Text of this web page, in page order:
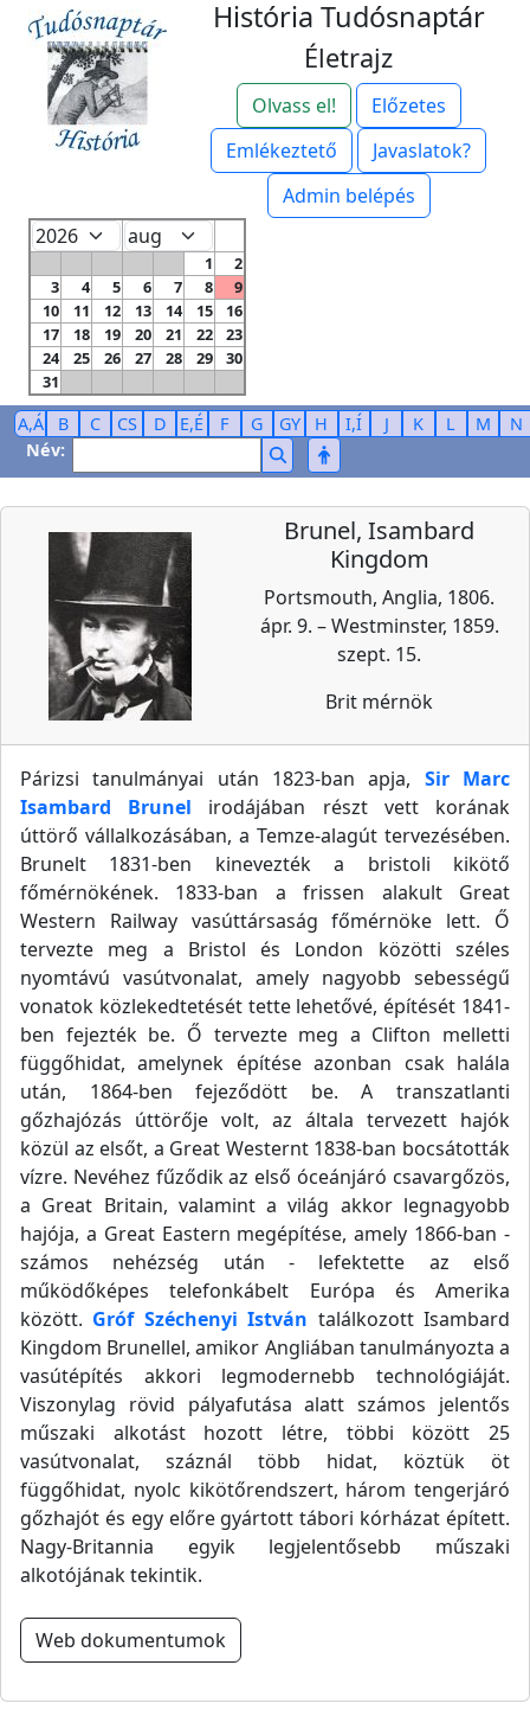
História Tudósnaptár
Életrajz
Olvass el!
Előzetes
Emlékeztető
Javaslatok?
Admin belépés
1
2
3
4 5 6 7 8
9
10
11 12 13 14 15
16
17
18 19 20 21 22
23
24
25 26 27 28 29
30
31
A,Á B C CS D E,É F G GY H I,Í J K L M
N
Név:
Brunel, Isambard
Kingdom
Portsmouth, Anglia, 1806.
ápr. 9. – Westminster, 1859.
szept. 15.
Brit mérnök
Párizsi tanulmányai után 1823-ban apja, Sir Marc
Isambard Brunel irodájában részt vett korának
úttörő vállalkozásában, a Temze-alagút tervezésében.
Brunelt 1831-ben kinevezték a bristoli kikötő
főmérnökének. 1833-ban a frissen alakult Great
Western Railway vasúttársaság főmérnöke lett. Ő
tervezte meg a Bristol és London közötti széles
nyomtávú vasútvonalat, amely nagyobb sebességű
vonatok közlekedtetését tette lehetővé, építését 1841-
ben fejezték be. Ő tervezte meg a Clifton melletti
függőhidat, amelynek építése azonban csak halála
után, 1864-ben fejeződött be. A transzatlanti
gőzhajózás úttörője volt, az általa tervezett hajók
közül az elsőt, a Great Westernt 1838-ban bocsátották
vízre. Nevéhez fűződik az első óceánjáró csavargőzös,
a Great Britain, valamint a világ akkor legnagyobb
hajója, a Great Eastern megépítése, amely 1866-ban -
számos nehézség után - lefektette az első
működőképes telefonkábelt Európa és Amerika
között. Gróf Széchenyi István találkozott Isambard
Kingdom Brunellel, amikor Angliában tanulmányozta a
vasútépítés akkori legmodernebb technológiáját.
Viszonylag rövid pályafutása alatt számos jelentős
műszaki alkotást hozott létre, többi között 25
vasútvonalat, száznál több hidat, köztük öt
függőhidat, nyolc kikötőrendszert, három tengerjáró
gőzhajót és egy előre gyártott tábori kórházat épített.
Nagy-Britannia egyik legjelentősebb műszaki
alkotójának tekintik.
Web dokumentumok